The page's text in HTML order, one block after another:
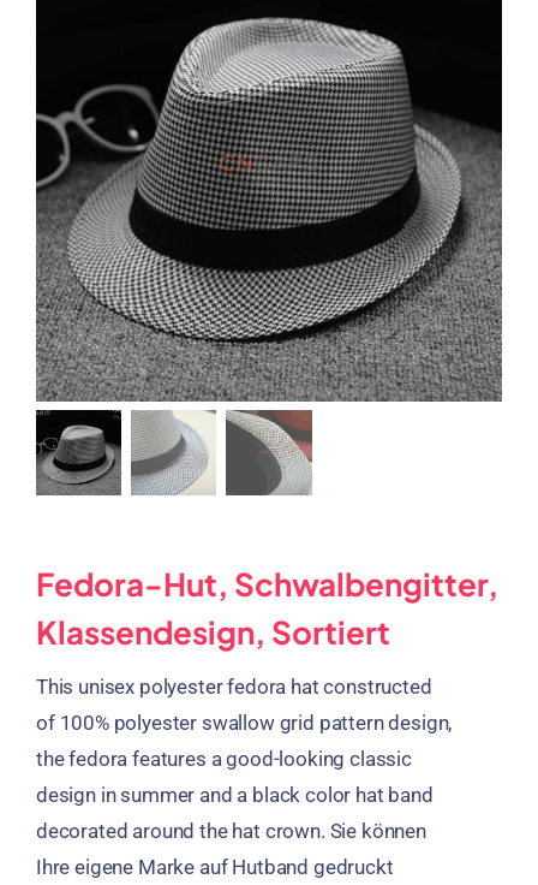
Fedora-Hut, Schwalbengitter,
Klassendesign, Sortiert
This unisex polyester fedora hat constructed
of100% polyester swallow grid pattern design,
the fedora features a good-looking classic
design in summer and a black color hat band
decorated around the hat crown. Sie können
Ihre eigene Marke auf Hutband gedruckt